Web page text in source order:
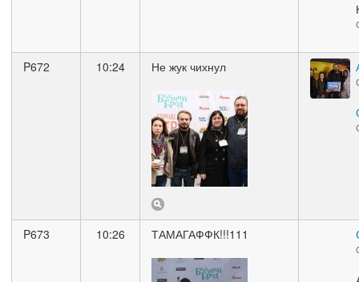
P672 10:24 Не жук чихнул
P673 10:26 ТАМАГАФФК!!!111